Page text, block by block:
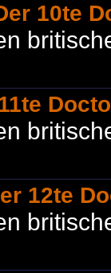
10te
12te